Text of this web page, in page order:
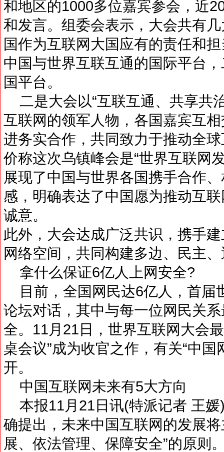
和地区的1000多位嘉宾参会，近
和发言。组委会表示，大会共有
国作为互联网大国应有的责任和
中国与世界互联互通的国际平台
国平台。
二是大会以“互联互通、共享共
互联网的领军人物，各国嘉宾互
进务实合作，共同致力于推动全
价称这次乌镇峰会是“世界互联网
展现了中国与世界各国携手合作
感，明确表达了中国愿为推动互
诚意。
此外，大会达成广泛共识，携手
网络空间，共同构建多边、民主
拿什么保证6亿人上网安全?
目前，全国网民达6亿人，首届
论坛对话，其中与每一位网民关
全。11月21日，世界互联网大会
桌会议”成为收官之作，有关“中
开。
中国互联网未来有5大方向
本报11月21日讯(特派记者 王媛
确提出，未来中国互联网的发展
展、依法管理、保障安全”的原则